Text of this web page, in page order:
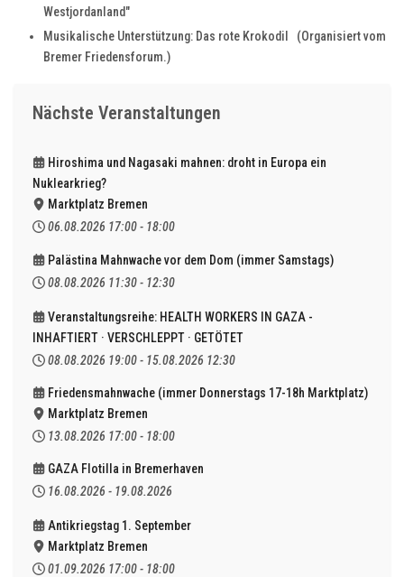
Westjordanland"
Musikalische Unterstützung: Das rote Krokodil (Organisiert vom
Bremer Friedensforum.)
Nächste Veranstaltungen
Hiroshima und Nagasaki mahnen: droht in Europa ein
Nuklearkrieg?
Marktplatz Bremen
06.08.2026 17:00 - 18:00
Palästina Mahnwache vor dem Dom (immer Samstags)
08.08.2026 11:30 - 12:30
Veranstaltungsreihe: HEALTH WORKERS IN GAZA -
INHAFTIERT · VERSCHLEPPT · GETÖTET
08.08.2026 19:00 - 15.08.2026 12:30
Friedensmahnwache (immer Donnerstags 17-18h Marktplatz)
Marktplatz Bremen
13.08.2026 17:00 - 18:00
GAZA Flotilla in Bremerhaven
16.08.2026 - 19.08.2026
Antikriegstag 1. September
Marktplatz Bremen
01.09.2026 17:00 - 18:00